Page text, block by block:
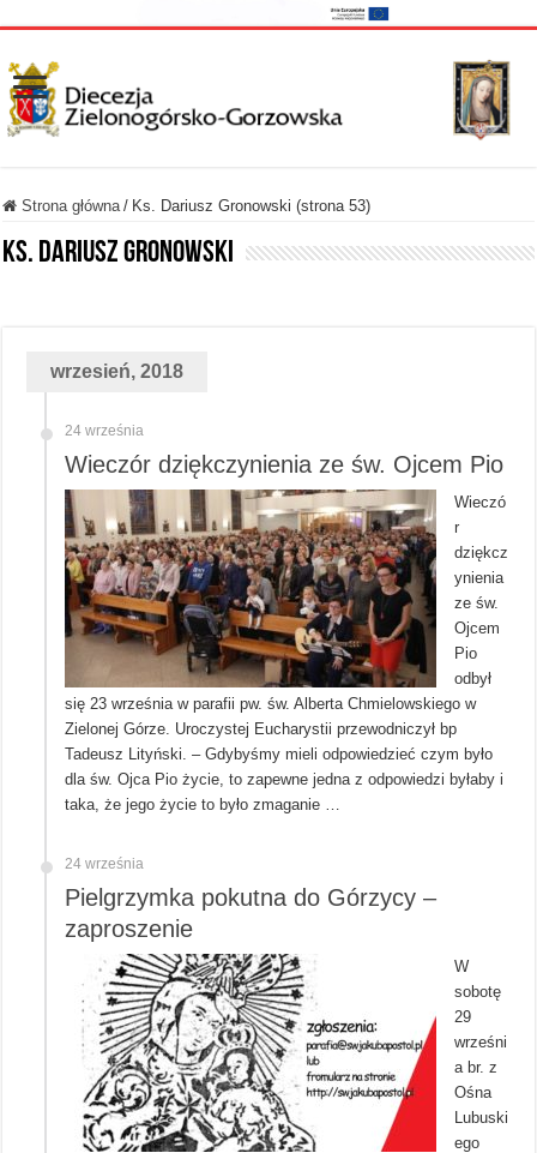
Strona główna / Ks. Dariusz Gronowski (strona 53)
Ks. Dariusz Gronowski
wrzesień, 2018
24 września
Wieczór dziękczynienia ze św. Ojcem Pio
Wieczó
r
dziękcz
ynienia
ze św.
Ojcem
Pio
odbył
się 23 września w parafii pw. św. Alberta Chmielowskiego w
Zielonej Górze. Uroczystej Eucharystii przewodniczył bp
Tadeusz Lityński. – Gdybyśmy mieli odpowiedzieć czym było
dla św. Ojca Pio życie, to zapewne jedna z odpowiedzi byłaby i
taka, że jego życie to było zmaganie …
24 września
Pielgrzymka pokutna do Górzycy –
zaproszenie
W
sobotę
29
wrześni
a br. z
Ośna
Lubuski
ego